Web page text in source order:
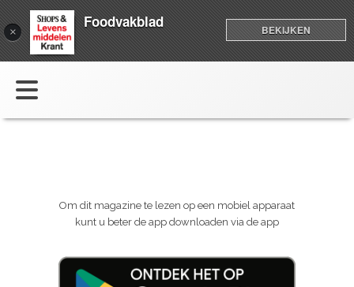
×
Foodvakblad BEKIJKEN
Om dit magazine te lezen op een mobiel apparaat
kunt u beter de app downloaden via de app